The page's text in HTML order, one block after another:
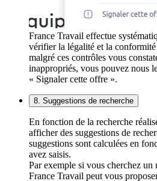
France Travail effectue
vérifier la légalité et la
malgré ces contrôles vous
inappropriés, vous pouvez nous
« Signaler cette offre ».
8. Suggestions de recherche
En fonction de la recherche
afficher des suggestions de
suggestions sont calculées en
avez saisis.
Par exemple si vous cherchez
France Travail peut vous